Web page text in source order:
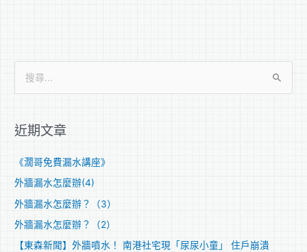
鍵
近期文章
《濶哥免費漏水講座》
外牆漏水怎麼辦(4)
外牆漏水怎麼辦？（3）
外牆漏水怎麼辦？（2）
【東森新聞】外牆噴水！ 南港社宅現「尿尿小童」 住戶崩潰